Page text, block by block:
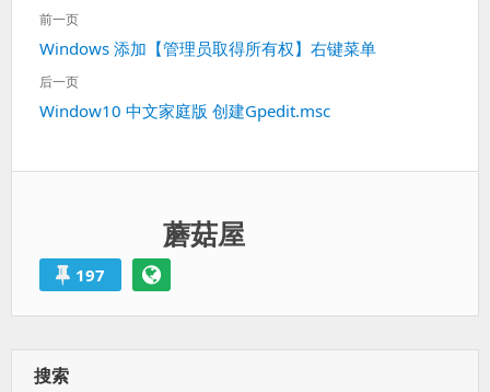
文
章
导
航
前一页
上
一
Windows 添加【管理员取得所有权】右键菜单
后一页
下
Window10 中文家庭版 创建Gpedit.msc
蘑菇屋
197
搜索